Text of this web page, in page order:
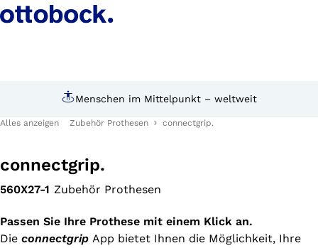
Persönliche Beratung durch
Alles anzeigen Zubehör Prothesen connectgrip.
connectgrip.
560X27-1 Zubehör Prothesen
Passen Sie Ihre Prothese mit einem Klick an.
Die connectgrip App bietet Ihnen die Möglichkeit, Ihre